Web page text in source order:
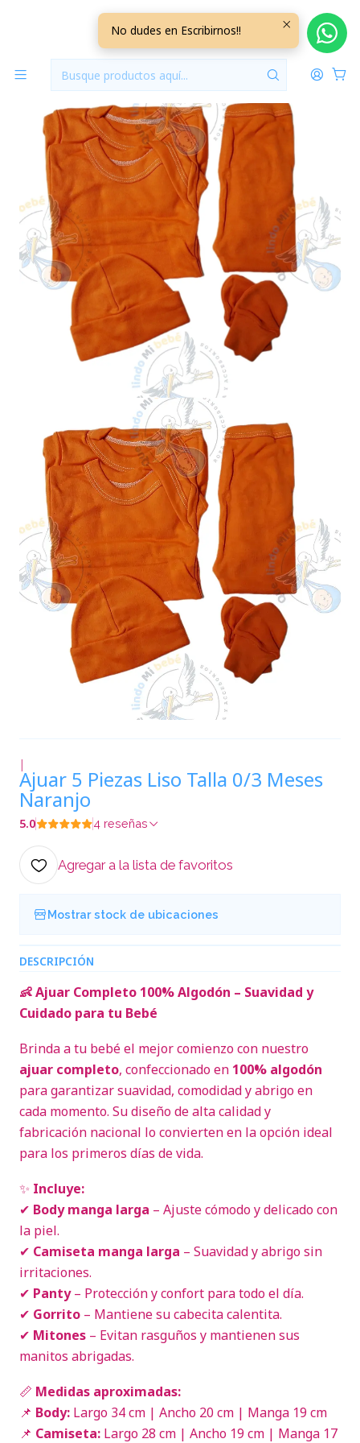
Ajuares 0/3 Meses Lisos/Rayados
Ajuar 5 Piezas Liso Talla 0/3 Meses Naranjo
|
Ajuar 5 Piezas Liso Talla 0/3 Meses
Naranjo
5.0 4 reseñas
Agregar a la lista de favoritos
Mostrar stock de ubicaciones
DESCRIPCIÓN
👶 Ajuar Completo 100% Algodón – Suavidad y
Cuidado para tu Bebé
Brinda a tu bebé el mejor comienzo con nuestro
ajuar completo, confeccionado en 100% algodón
para garantizar suavidad, comodidad y abrigo en
cada momento. Su diseño de alta calidad y
fabricación nacional lo convierten en la opción ideal
para los primeros días de vida.
✨ Incluye:
✔ Body manga larga – Ajuste cómodo y delicado con
la piel.
✔ Camiseta manga larga – Suavidad y abrigo sin
irritaciones.
✔ Panty– Protección y confort para todo el día.
✔ Gorrito – Mantiene su cabecita calentita.
✔ Mitones – Evitan rasguños y mantienen sus
manitos abrigadas.
📏 Medidas aproximadas:
📌 Body: Largo 34 cm | Ancho 20 cm | Manga 19 cm
📌 Camiseta: Largo 28 cm | Ancho 19 cm | Manga 17
No dudes en Escribirnos!!